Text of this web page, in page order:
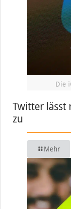
Die
Twitter lässt
zu
Mehr